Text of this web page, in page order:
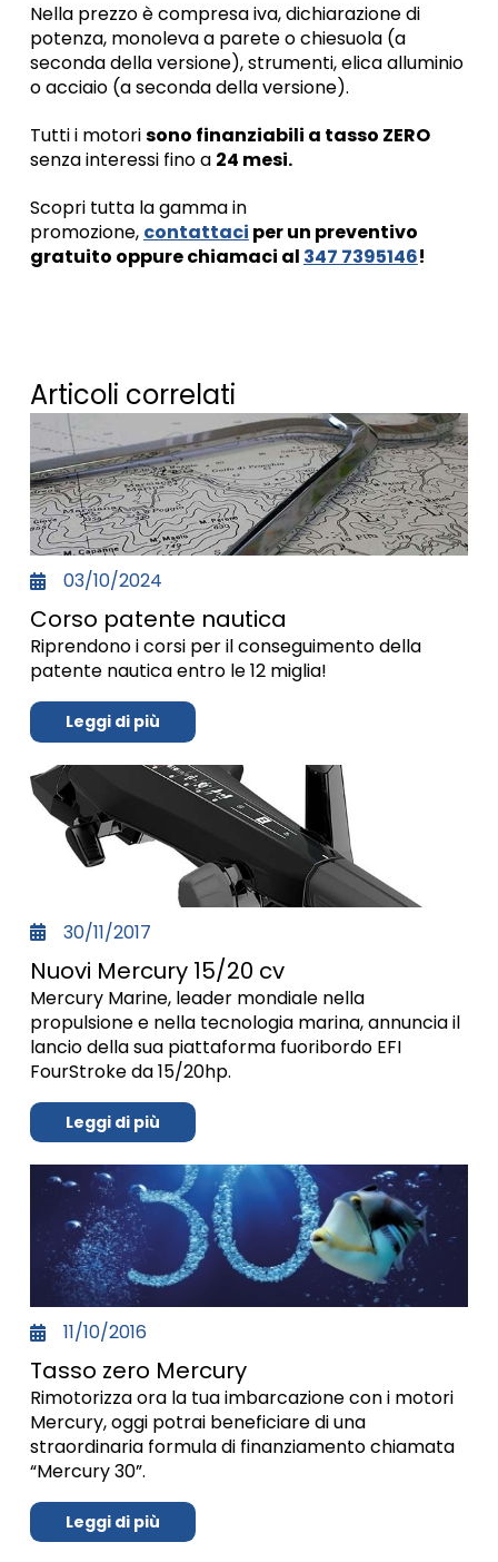
Nella prezzo è compresa iva, dichiarazione di
potenza, monoleva a parete o chiesuola (a
seconda della versione), strumenti, elica alluminio
o acciaio (a seconda della versione).
Tutti i motorisono finanziabili a tasso ZERO
senza interessi fino a 24 mesi.
Scopri tutta la gamma in
promozione, contattaci per un preventivo
gratuito oppure chiamaci al 347 7395146!
Articoli correlati
03/10/2024
Corso patente nautica
Riprendono i corsi per il conseguimento della
patente nautica entro le 12 miglia!
Leggi di più
30/11/2017
Nuovi Mercury 15/20 cv
Mercury Marine, leader mondiale nella
propulsione e nella tecnologia marina, annuncia il
lancio della sua piattaforma fuoribordo EFI
FourStroke da 15/20hp.
Leggi di più
11/10/2016
Tasso zero Mercury
Rimotorizza ora la tua imbarcazione con i motori
Mercury, oggi potrai beneficiare di una
straordinaria formula di finanziamento chiamata
“Mercury 30”.
Leggi di più